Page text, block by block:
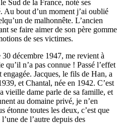
Sud de la France, noté ses
Au bout d’un moment j’ai oublié
de malhonnête. L’ancien
se faire aimer de son père gomme
de ses victimes.
décembre 1947, me revient à
n’a pas connue ! Passé l’effet
engagée. Jacques, le fils de Han, a
et Chantal, née en 1942. C’est
vieille dame parle de sa famille, et
au domaine privé, je n’en
étonne toutes les deux, c’est que
de l’autre depuis des